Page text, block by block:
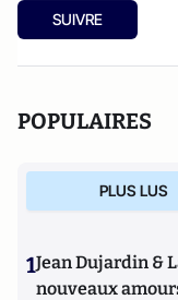
informaticien à
travaille pour"une
SUIVRE
POPULAIRES
PLUS LUS
1Jean Dujardin &
nouveaux